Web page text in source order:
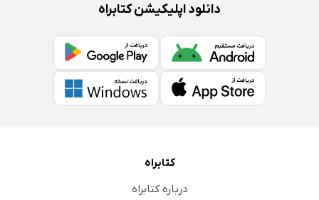
دانلود اپلیکیشن کتابراه
کتابراه
درباره کتابراه